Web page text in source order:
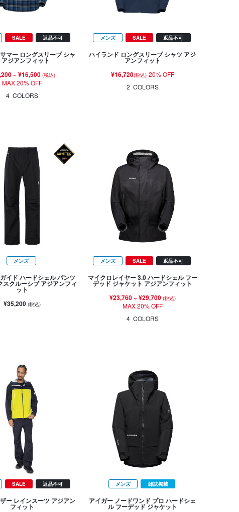
SALE 返品不可
マー ロングスリーブ シャ
アジアンフィット
~ ¥16,500 (税込)
MAX 20% OFF
4 COLORS
メンズ SALE 返品不可
ハイランド ロングスリーブ シャツ アジ
アンフィット
¥16,720(税込) 20% OFF
2 COLORS
メンズ
イド ハードシェル パンツ
スクルーシブ アジアンフィ
ット
¥35,200 (税込)
メンズ SALE 返品不可
マイクロレイヤー 3.0 ハードシェル フー
デッド ジャケット アジアンフィット
¥23,760~ ¥29,700 (税込)
MAX 20% OFF
4 COLORS
SALE 返品不可
ー レインスーツ アジアン
フィット
メンズ 雑誌掲載
アイガー ノードワンド プロ ハードシェ
ル フーデッド ジャケット